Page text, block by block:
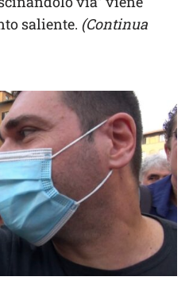
saliente. (Continua